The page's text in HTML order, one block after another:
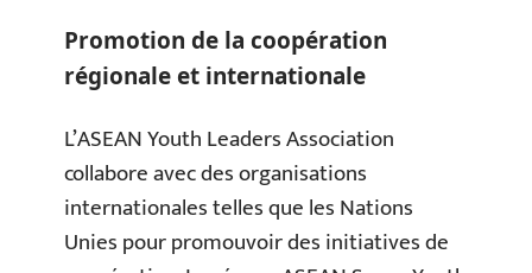
Promotion de la coopération
régionale et internationale
L’ASEAN Youth Leaders Association
collabore avec des organisations
internationales telles que les Nations
Unies pour promouvoir des initiatives de